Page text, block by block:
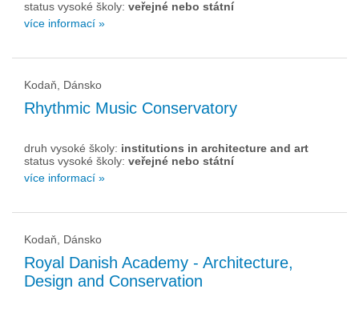
status vysoké školy: veřejné nebo státní
více informací »
Kodaň, Dánsko
Rhythmic Music Conservatory
druh vysoké školy: institutions in architecture and art
status vysoké školy: veřejné nebo státní
více informací »
Kodaň, Dánsko
Royal Danish Academy - Architecture,
Design and Conservation